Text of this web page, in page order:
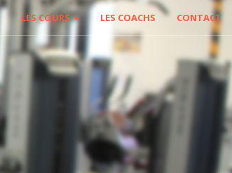
LES COURS LES COACHS CONTACT